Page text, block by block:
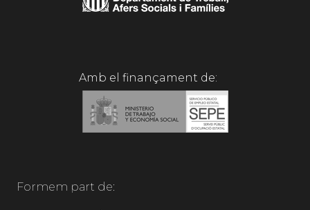
Amb el finançament de:
Formem part de: